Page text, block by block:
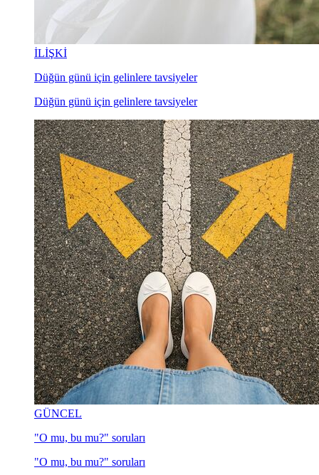
İLİŞKİ
Düğün günü için gelinlere tavsiyeler
Düğün günü için gelinlere tavsiyeler
GÜNCEL
"O mu, bu mu?" soruları
"O mu, bu mu?" soruları